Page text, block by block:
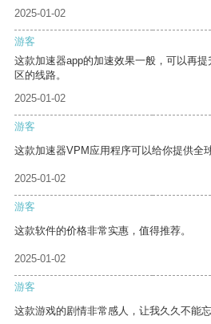
2025-01-02
游客
这款加速器app的加速效果一般，可以再
区的线路。
2025-01-02
游客
这款加速器VPM应用程序可以给你提供全
2025-01-02
游客
这款软件的价格非常实惠，值得推荐。
2025-01-02
游客
这款游戏的剧情非常感人，让我久久不能忘